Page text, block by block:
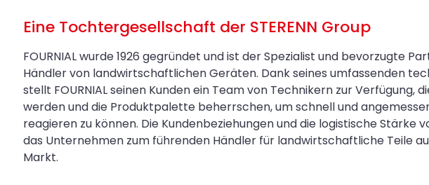
Eine Tochtergesellschaft der STERENN Group
FOURNIAL wurde 1926 gegründet und ist der Spezialist und bevorzugte
Händler von landwirtschaftlichen Geräten. Dank seines umfassenden
stellt FOURNIAL seinen Kunden ein Team von Technikern zur Verfügung,
werden und die Produktpalette beherrschen, um schnell und
reagieren zu können. Die Kundenbeziehungen und die logistische Stärke
das Unternehmen zum führenden Händler für landwirtschaftliche Teile
Markt.